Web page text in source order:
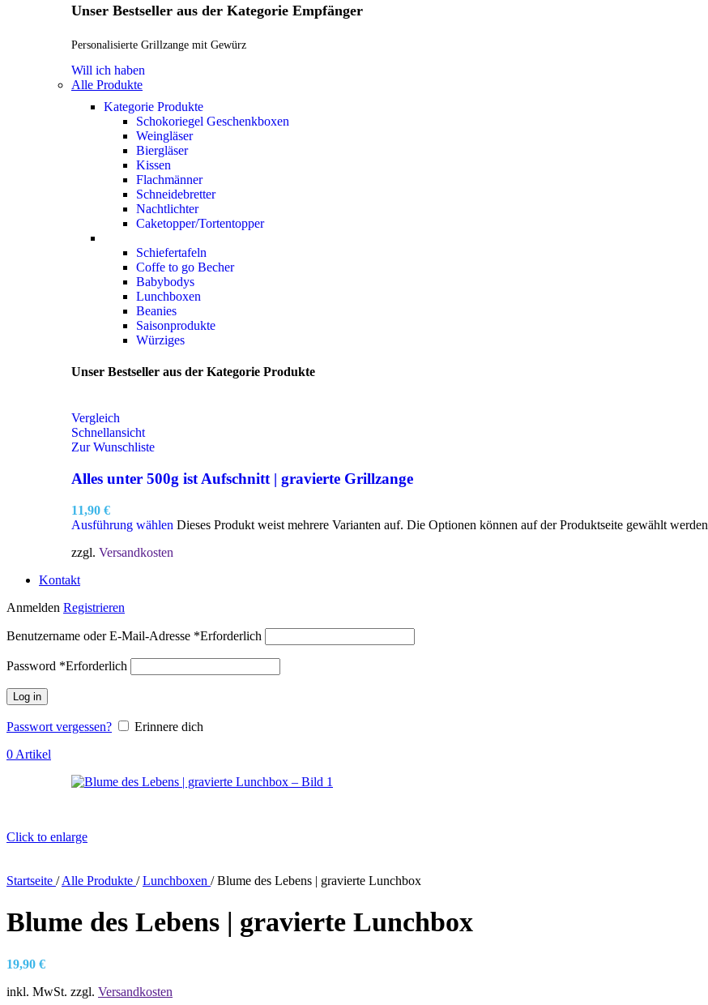
Unser Bestseller aus der Kategorie Empfänger
Personalisierte Grillzange mit Gewürz
Will ich haben
Alle Produkte
Kategorie Produkte
Schokoriegel Geschenkboxen
Weingläser
Biergläser
Kissen
Flachmänner
Schneidebretter
Nachtlichter
Caketopper/Tortentopper
Schiefertafeln
Coffe to go Becher
Babybodys
Lunchboxen
Beanies
Saisonprodukte
Würziges
Unser Bestseller aus der Kategorie Produkte
Vergleich
Schnellansicht
Zur Wunschliste
Alles unter 500g ist Aufschnitt | gravierte Grillzange
11,90 €
Ausführung wählen Dieses Produkt weist mehrere Varianten auf. Die Optionen können auf der Produktseite gewählt werden
zzgl. Versandkosten
Kontakt
Anmelden Registrieren
Benutzername oder E-Mail-Adresse *Erforderlich
Password *Erforderlich
Log in
Passwort vergessen?
Erinnere dich
0 Artikel
Click to enlarge
Startseite / Alle Produkte / Lunchboxen / Blume des Lebens | gravierte Lunchbox
Blume des Lebens | gravierte Lunchbox
19,90 €
inkl. MwSt. zzgl. Versandkosten